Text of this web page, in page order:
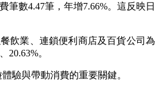
筆數4.47筆，年增7.66%。這反映日
飲業、連鎖便利商店及百貨公司為
。
驗與帶動消費的重要關鍵。